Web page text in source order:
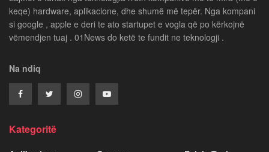
keqe) hardware, aplikacione, dhe shumë më tepër. Nga kompani
si google , apple e deri te ato startupet e vogla që po kërkojnë
vëmendjen tuaj . 01News do ketë te fundit ne teknologji .
Na ndiq
Kategoritë